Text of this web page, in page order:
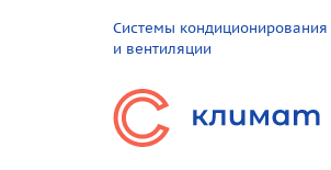
Системы кондиционирования
и вентиляции